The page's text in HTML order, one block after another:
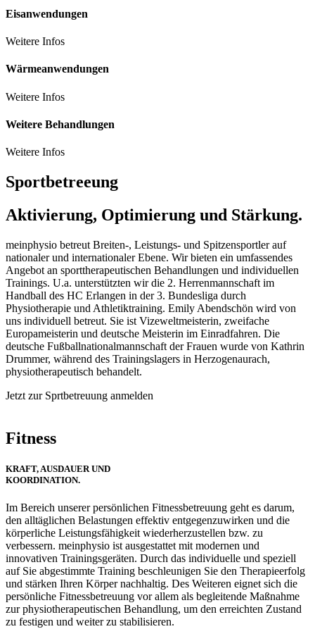
Eisanwendungen
Weitere Infos
Wärmeanwendungen
Weitere Infos
Weitere Behandlungen
Weitere Infos
Sportbetreeung
Aktivierung, Optimierung und Stärkung.
meinphysio betreut Breiten-, Leistungs- und Spitzensportler auf
nationaler und internationaler Ebene. Wir bieten ein umfassendes
Angebot an sporttherapeutischen Behandlungen und individuellen
Trainings. U.a. unterstützten wir die 2. Herrenmannschaft im
Handball des HC Erlangen in der 3. Bundesliga durch
Physiotherapie und Athletiktraining. Emily Abendschön wird von
uns individuell betreut. Sie ist Vizeweltmeisterin, zweifache
Europameisterin und deutsche Meisterin im Einradfahren. Die
deutsche Fußballnationalmannschaft der Frauen wurde von Kathrin
Drummer, während des Trainingslagers in Herzogenaurach,
physiotherapeutisch behandelt.
Jetzt zur Sprtbetreuung anmelden
Fitness
KRAFT, AUSDAUER UND
KOORDINATION.
Im Bereich unserer persönlichen Fitnessbetreuung geht es darum,
den alltäglichen Belastungen effektiv entgegenzuwirken und die
körperliche Leistungsfähigkeit wiederherzustellen bzw. zu
verbessern. meinphysio ist ausgestattet mit modernen und
innovativen Trainingsgeräten. Durch das individuelle und speziell
auf Sie abgestimmte Training beschleunigen Sie den Therapieerfolg
und stärken Ihren Körper nachhaltig. Des Weiteren eignet sich die
persönliche Fitnessbetreuung vor allem als begleitende Maßnahme
zur physiotherapeutischen Behandlung, um den erreichten Zustand
zu festigen und weiter zu stabilisieren.